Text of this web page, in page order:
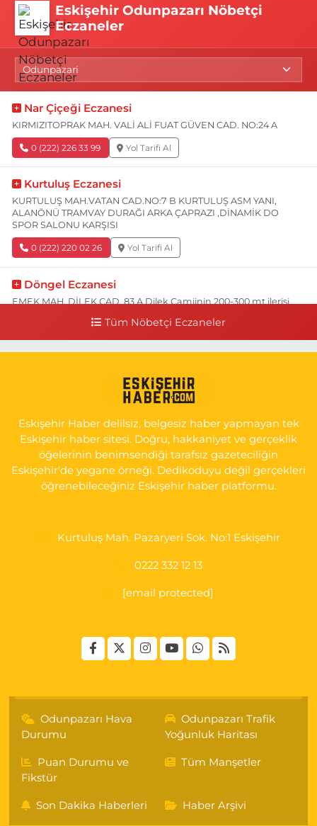
Eskişehir Odunpazarı Nöbetçi
Eczaneler
Nar Çiçeği Eczanesi
KIRMIZITOPRAK MAH. VALİ ALİ FUAT GÜVEN CAD. NO:24 A
0 (222) 226 33 99 Yol Tarifi Al
Kurtuluş Eczanesi
KURTULUŞ MAH.VATAN CAD.NO:7 B KURTULUŞ ASM YANI,
ALANÖNÜ TRAMVAY DURAĞI ARKA ÇAPRAZI ,DİNAMİK DO
SPOR SALONU KARŞISI
0 (222) 220 02 26 Yol Tarifi Al
Döngel Eczanesi
EMEK MAH. DİLEK CAD. 83 A Dilek Camiinin 200-300 mt ilerisi
İSTİKLAL MAH. ŞAİR FUZULİ CAD. NO:35 A HAVA HASTANESİ
KARŞI KÖŞESİ ŞAİR FUZULİ AİLE SAĞLIĞI MERKEZİ KARŞISI
0 (222) 230 11 31 Yol Tarifi Al
Tüm Nöbetçi Eczaneler
Eskişehir Haber delilsiz, belgesiz haber yapmayan tek
Eskişehir haber sitesi. Doğru, hakkaniyet ve gerçeklik
öğelerinin benimsendiği tarafsız gazeteciliğin
Eskişehir'de yegane örneği. Dedikoduyu değil gerçekleri
öğrenebileceğiniz Eskişehir haber platformu.
Kurtuluş Mah. Pazaryeri Sok. No:1 Eskişehir
0222 332 12 13
[email protected]
Odunpazarı Hava
Durumu
Odunpazarı Trafik
Yoğunluk Haritası
Puan Durumu ve
Fikstür
Tüm Manşetler
Son Dakika Haberleri Haber Arşivi